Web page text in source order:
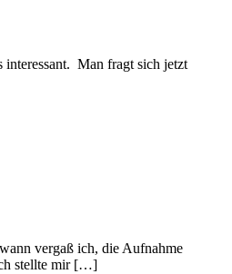
interessant. Man fragt sich jetzt
vergaß ich, die Aufnahme
stellte mir […]